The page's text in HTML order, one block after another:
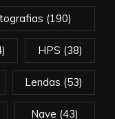
(190)
HPS (38)
Lendas (53)
Nave (43)